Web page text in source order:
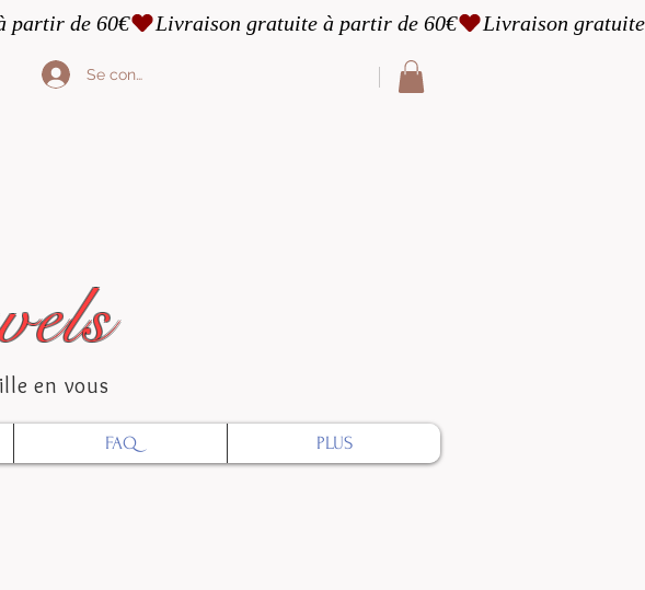
Se connecter
en vous
FAQ PLUS